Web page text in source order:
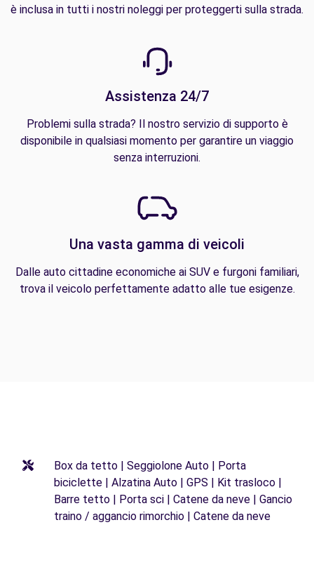
è inclusa in tutti i nostri noleggi per proteggerti sulla strada.
Assistenza 24/7
Problemi sulla strada? Il nostro servizio di supporto è
disponibile in qualsiasi momento per garantire un viaggio
senza interruzioni.
Una vasta gamma di veicoli
Dalle auto cittadine economiche ai SUV e furgoni familiari,
trova il veicolo perfettamente adatto alle tue esigenze.
Box da tetto | Seggiolone Auto | Porta
biciclette | Alzatina Auto | GPS | Kit trasloco |
Barre tetto | Porta sci | Catene da neve | Gancio
traino / aggancio rimorchio | Catene da neve